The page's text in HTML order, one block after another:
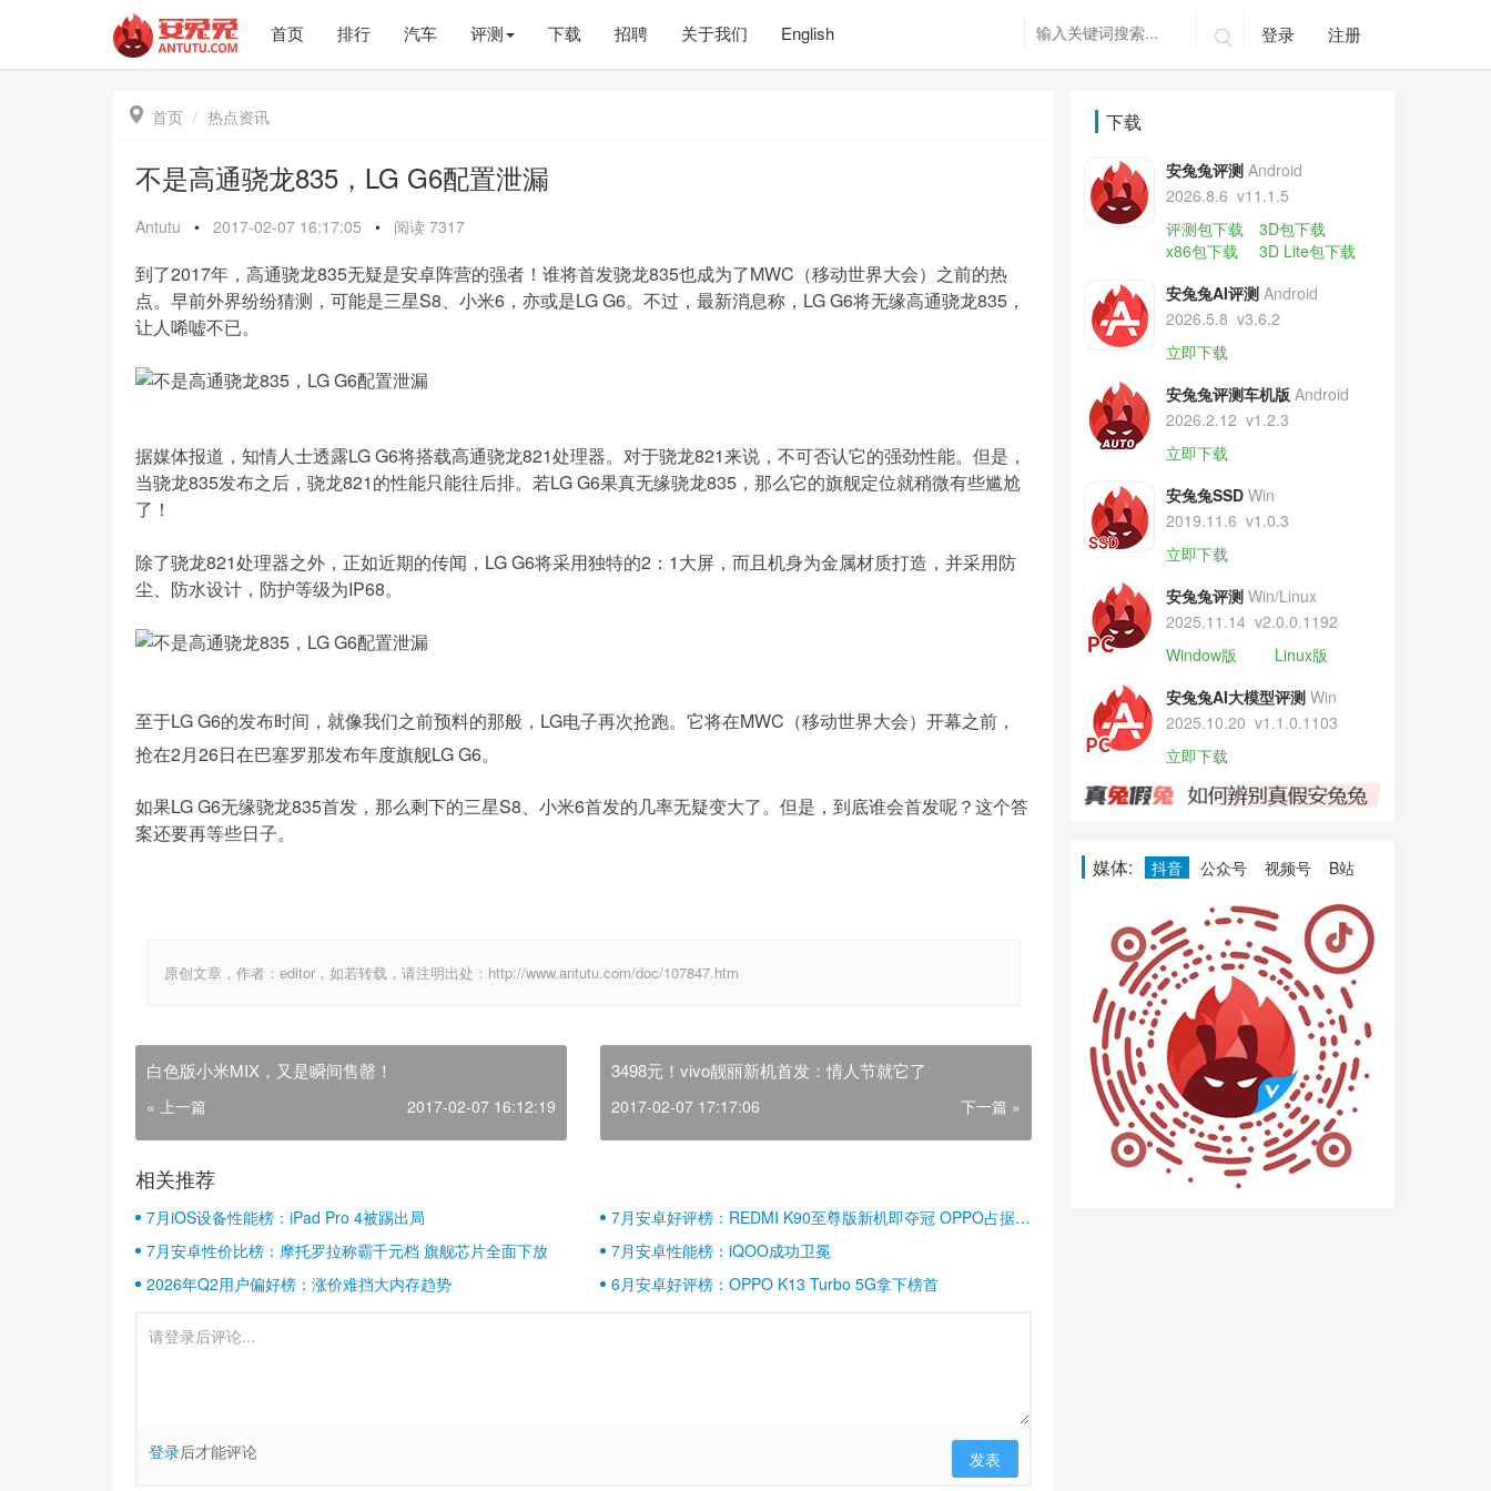
首页 排行 汽车 评测 下载 招聘 关于我们 English  登录 注册
 首页 热点资讯
不是高通骁龙835，LG G6配置泄漏
Antutu • 2017-02-07 16:17:05 • 阅读 7317
到了2017年，高通骁龙835无疑是安卓阵营的强者！谁将首发骁龙835也成为了MWC（移动世界大会）之前的热
点。早前外界纷纷猜测，可能是三星S8、小米6，亦或是LG G6。不过，最新消息称，LG G6将无缘高通骁龙835，
让人唏嘘不已。
据媒体报道，知情人士透露LG G6将搭载高通骁龙821处理器。对于骁龙821来说，不可否认它的强劲性能。但是，
当骁龙835发布之后，骁龙821的性能只能往后排。若LG G6果真无缘骁龙835，那么它的旗舰定位就稍微有些尴尬
了！
除了骁龙821处理器之外，正如近期的传闻，LG G6将采用独特的2：1大屏，而且机身为金属材质打造，并采用防
尘、防水设计，防护等级为IP68。
至于LG G6的发布时间，就像我们之前预料的那般，LG电子再次抢跑。它将在MWC（移动世界大会）开幕之前，
抢在2月26日在巴塞罗那发布年度旗舰LG G6。
如果LG G6无缘骁龙835首发，那么剩下的三星S8、小米6首发的几率无疑变大了。但是，到底谁会首发呢？这个答
案还要再等些日子。
原创文章，作者：editor，如若转载，请注明出处：http://www.antutu.com/doc/107847.htm
白色版小米MIX，又是瞬间售罄！
« 上一篇 2017-02-07 16:12:19
3498元！vivo靓丽新机首发：情人节就它了
2017-02-07 17:17:06 下一篇 »
相关推荐
7月iOS设备性能榜：iPad Pro 4被踢出局
7月安卓好评榜：REDMI K90至尊版新机即夺冠 OPPO占据半
壁江山
7月安卓性价比榜：摩托罗拉称霸千元档 旗舰芯片全面下放
7月安卓性能榜：iQOO成功卫冕
2026年Q2用户偏好榜：涨价难挡大内存趋势
6月安卓好评榜：OPPO K13 Turbo 5G拿下榜首
登录后才能评论 发表
下载
安兔兔评测 Android
2026.8.6 v11.1.5
评测包下载
3D包下载
x86包下载
3D Lite包下载
安兔兔AI评测 Android
2026.5.8 v3.6.2
立即下载
安兔兔评测车机版 Android
2026.2.12 v1.2.3
立即下载
安兔兔SSD Win
2019.11.6 v1.0.3
立即下载
安兔兔评测 Win/Linux
2025.11.14 v2.0.0.1192
Window版
Linux版
安兔兔AI大模型评测 Win
2025.10.20 v1.1.0.1103
立即下载
媒体: 抖音 公众号 视频号 B站